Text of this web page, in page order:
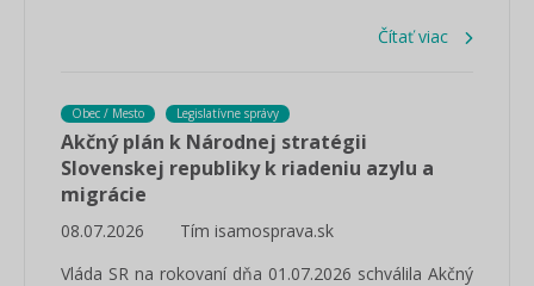
Čítať viac
Obec / Mesto Legislatívne správy
Akčný plán k Národnej stratégii
Slovenskej republiky k riadeniu azylu a
migrácie
08.07.2026
Tím isamosprava.sk
Vláda SR na rokovaní dňa 01.07.2026 schválila Akčný